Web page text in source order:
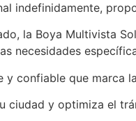
indefinidamente,
la Boya Multivista
necesidades
confiable que marca
ciudad y optimiza el